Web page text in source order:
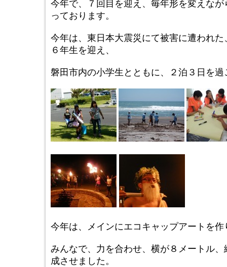
今年で、７回目を迎え、毎年形を変えな
っております。
今年は、東日本大震災にて被害に遭われ
６年生を迎え、
磐田市内の小学生とともに、２泊３日を
今年は、メインにエコキャップアートを作
みんなで、力を合わせ、横が８メートル
成させました。